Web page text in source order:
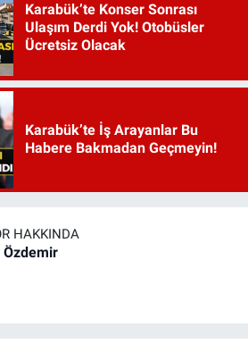
Karabük’te Konser Sonrası
Ulaşım Derdi Yok! Otobüsler
Ücretsiz Olacak
Karabük’te İş Arayanlar Bu
Habere Bakmadan Geçmeyin!
HAKKINDA
Özdemir